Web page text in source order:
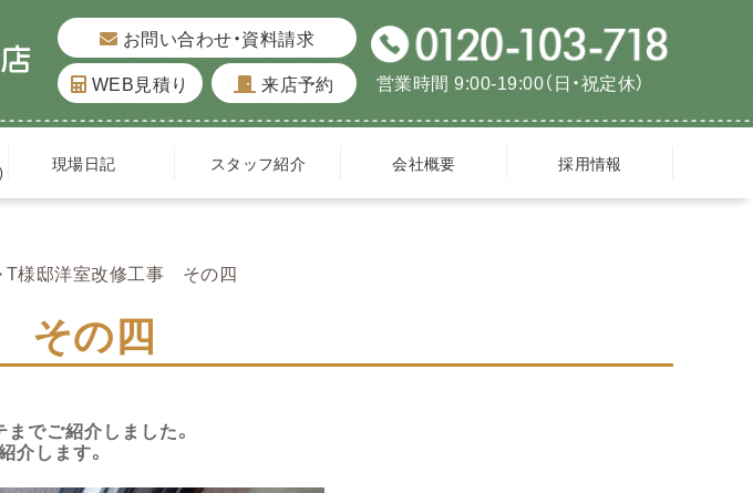
お問い合わせ・資料請求
WEB見積り
来店予約 営業時間 9:00-19:00（日・祝定休）
現場日記 スタッフ紹介 会社概要 採用情報
T様邸洋室改修工事 その四
その四
でご紹介しました。
介します。